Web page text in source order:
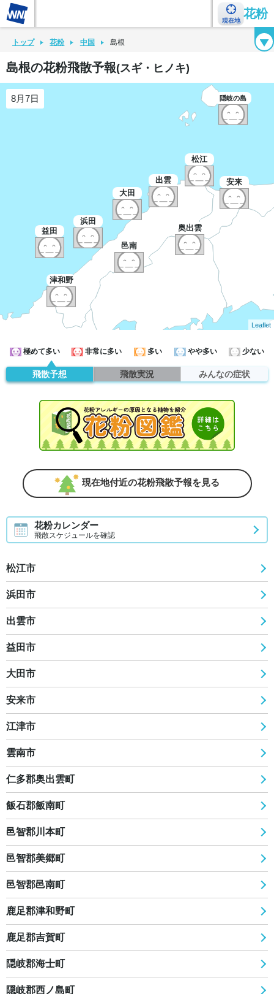
現在地
花粉
花粉カレンダー 花粉図鑑 花粉症チェックシート 花粉症ハンドブック
トップ 花粉 中国 島根
島根の花粉飛散予報(スギ・ヒノキ)
8月7日 隠岐の島
邑南
益田
大田
浜田
津和野
松江
奥出雲
出雲 安来
Leaflet
極めて多い 非常に多い 多い やや多い 少ない
飛散予想 飛散実況 みんなの症状
現在地付近の花粉飛散予報を見る
花粉カレンダー
飛散スケジュールを確認
松江市
浜田市
出雲市
益田市
大田市
安来市
江津市
雲南市
仁多郡奥出雲町
飯石郡飯南町
邑智郡川本町
邑智郡美郷町
邑智郡邑南町
鹿足郡津和野町
鹿足郡吉賀町
隠岐郡海士町
隠岐郡西ノ島町